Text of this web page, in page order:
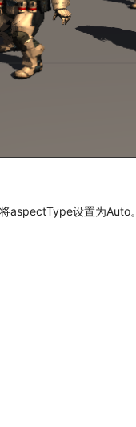
aspectType设置为Auto。